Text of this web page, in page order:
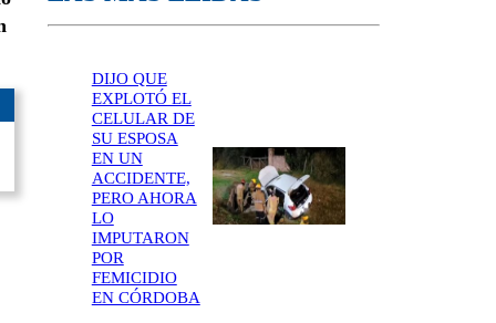
DIJO QUE
EXPLOTÓ EL
CELULAR DE
SU ESPOSA
EN UN
ACCIDENTE,
PERO AHORA
LO
IMPUTARON
POR
FEMICIDIO
EN CÓRDOBA